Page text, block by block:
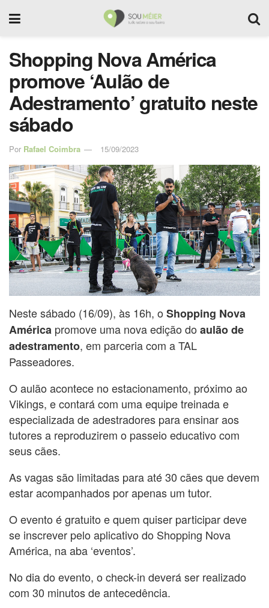
Shopping Nova América
promove ‘Aulão de
Adestramento’ gratuito neste
sábado
Por Rafael Coimbra 15/09/2023
Neste sábado (16/09), às 16h, o Shopping Nova
América promove uma nova edição do aulão de
adestramento, em parceria com a TAL
Passeadores.
O aulão acontece no estacionamento, próximo ao
Vikings, e contará com uma equipe treinada e
especializada de adestradores para ensinar aos
tutores a reproduzirem o passeio educativo com
seus cães.
As vagas são limitadas para até 30 cães que devem
estar acompanhados por apenas um tutor.
O evento é gratuito e quem quiser participar deve
se inscrever pelo aplicativo do Shopping Nova
América, na aba ‘eventos’.
No dia do evento, o check-in deverá ser realizado
com 30 minutos de antecedência.